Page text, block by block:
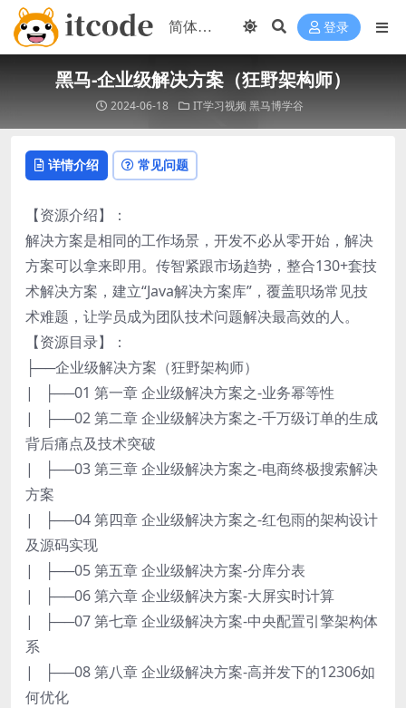
登录
黑马-企业级解决方案（狂野架构师）
2024-06-18 IT学习视频 黑马博学谷
详情介绍 常见问题
【资源介绍】：
解决方案是相同的工作场景，开发不必从零开始，解决
方案可以拿来即用。传智紧跟市场趋势，整合130+套技
术解决方案，建立“Java解决方案库”，覆盖职场常见技
术难题，让学员成为团队技术问题解决最高效的人。
【资源目录】：
├──企业级解决方案（狂野架构师）
| ├──01 第一章 企业级解决方案之-业务幂等性
| ├──02 第二章 企业级解决方案之-千万级订单的生成
背后痛点及技术突破
| ├──03 第三章 企业级解决方案之-电商终极搜索解决
方案
| ├──04 第四章 企业级解决方案之-红包雨的架构设计
及源码实现
| ├──05 第五章 企业级解决方案-分库分表
| ├──06 第六章 企业级解决方案-大屏实时计算
| ├──07 第七章 企业级解决方案-中央配置引擎架构体
系
| ├──08 第八章 企业级解决方案-高并发下的12306如
何优化